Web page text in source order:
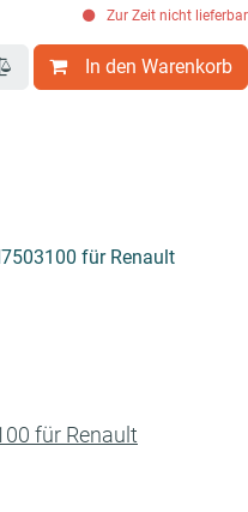
Zur Zeit nicht lieferbar
In den Warenkorb
für Renault